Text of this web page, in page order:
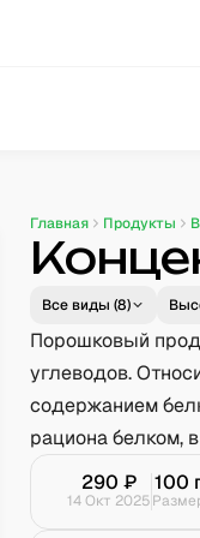
Главная Продукты
Все виды (8)
Порошковый
углеводов.
содержанием
рациона белком,
290 ₽
14 Окт 2025
100